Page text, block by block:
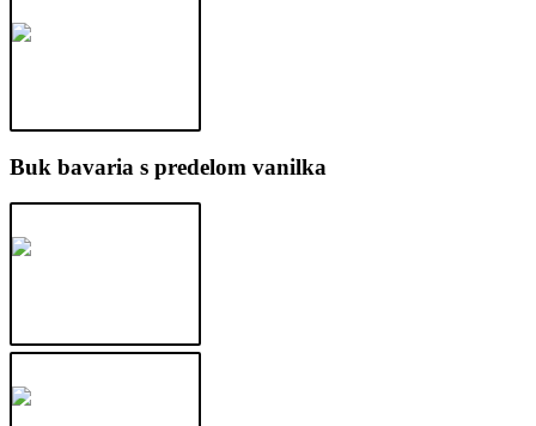
Buk bavaria s predelom vanilka